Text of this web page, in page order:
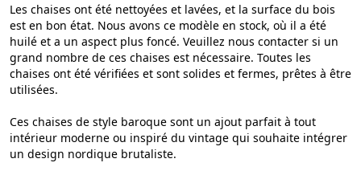
Les chaises ont été nettoyées et lavées, et la surface du bois
est en bon état. Nous avons ce modèle en stock, où il a été
huilé et a un aspect plus foncé. Veuillez nous contacter si un
grand nombre de ces chaises est nécessaire. Toutes les
chaises ont été vérifiées et sont solides et fermes, prêtes à être
utilisées.
Ces chaises de style baroque sont un ajout parfait à tout
intérieur moderne ou inspiré du vintage qui souhaite intégrer
un design nordique brutaliste.